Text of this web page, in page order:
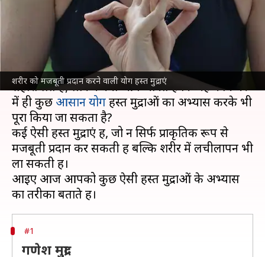
शरीर को मजबूती प्रदान करने वाली योग हस्त मुद्राएं
Mar 08, 2022 10:12 pm
अममून लोग शरीर को मजबूत बनाने के लिए जिम का
सहारा लेते हैं, लेकिन क्या आप जानते हैं कि यह काम घर
में ही कुछ आसान योगहस्त मुद्राओं का अभ्यास करके भी
पूरा किया जा सकता है?
कई ऐसी हस्त मुद्राएं हैं, जो न सिर्फ प्राकृतिक रूप से
मजबूती प्रदान कर सकती हैं बल्कि शरीर में लचीलापन भी
ला सकती हैं।
आइए आज आपको कुछ ऐसी हस्त मुद्राओं के अभ्यास
#1
गणेश मुद्रा